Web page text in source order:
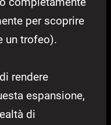
per scoprire
un trofeo).
rendere
espansione,
di